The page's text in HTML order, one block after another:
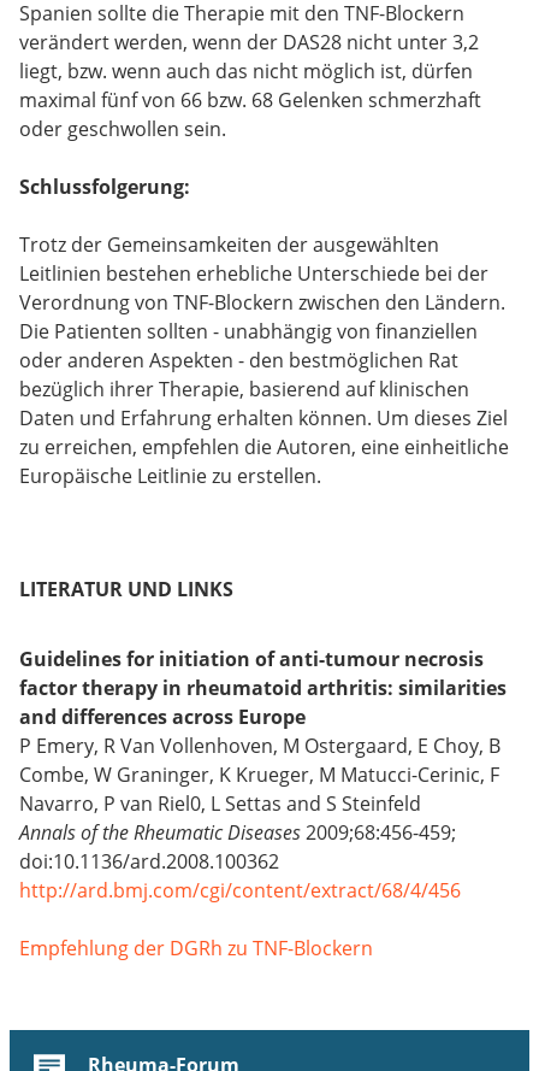
Spanien sollte die Therapie mit den TNF-Blockern
verändert werden, wenn der DAS28 nicht unter 3,2
liegt, bzw. wenn auch das nicht möglich ist, dürfen
maximal fünf von 66 bzw. 68 Gelenken schmerzhaft
oder geschwollen sein.
Schlussfolgerung:
Trotz der Gemeinsamkeiten der ausgewählten
Leitlinien bestehen erhebliche Unterschiede bei der
Verordnung von TNF-Blockern zwischen den Ländern.
Die Patienten sollten - unabhängig von finanziellen
oder anderen Aspekten - den bestmöglichen Rat
bezüglich ihrer Therapie, basierend auf klinischen
Daten und Erfahrung erhalten können. Um dieses Ziel
zu erreichen, empfehlen die Autoren, eine einheitliche
Europäische Leitlinie zu erstellen.
LITERATUR UND LINKS
Guidelines for initiation of anti-tumour necrosis
factor therapy in rheumatoid arthritis: similarities
and differences across Europe
P Emery, R Van Vollenhoven, M Ostergaard, E Choy, B
Combe, W Graninger, K Krueger, M Matucci-Cerinic, F
Navarro, P van Riel0, L Settas and S Steinfeld
Annals of the Rheumatic Diseases2009;68:456-459;
doi:10.1136/ard.2008.100362
http://ard.bmj.com/cgi/content/extract/68/4/456
Empfehlung der DGRh zu TNF-Blockern
Rheuma-Forum